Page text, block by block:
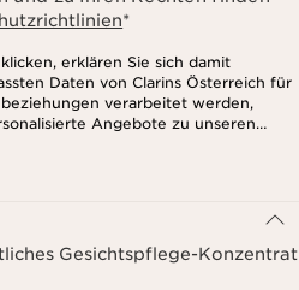
*
erklären Sie sich damit
Daten von Clarins Österreich für
verarbeitet werden,
Angebote zu unseren
entsprechend Ihrem
Zwecke.
Gesichtspflege-Konzentrat